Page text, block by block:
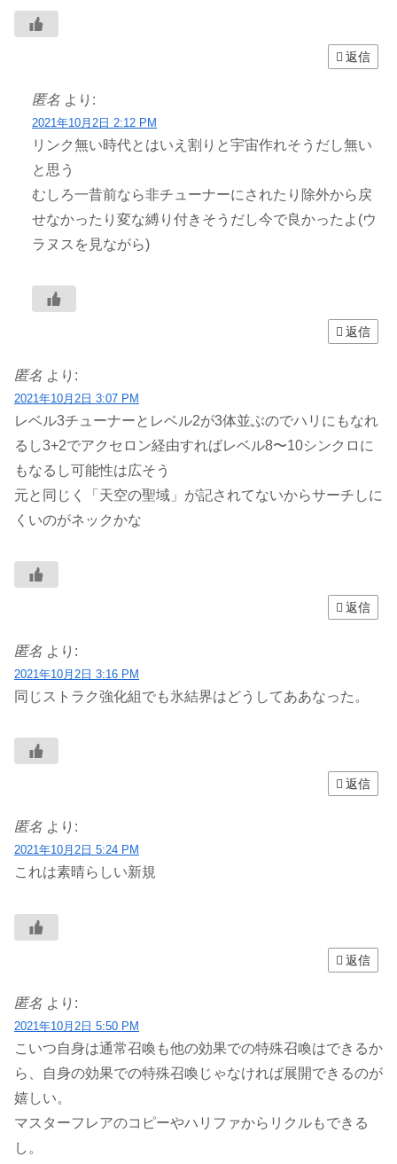
返信
匿名 より:
2021年10月2日 2:12 PM
リンク無い時代とはいえ割りと宇宙作れそうだし無い
と思う
むしろ一昔前なら非チューナーにされたり除外から戻
せなかったり変な縛り付きそうだし今で良かったよ(ウ
ラヌスを見ながら)
返信
匿名 より:
2021年10月2日 3:07 PM
レベル3チューナーとレベル2が3体並ぶのでハリにもなれ
るし3+2でアクセロン経由すればレベル8〜10シンクロに
もなるし可能性は広そう
元と同じく「天空の聖域」が記されてないからサーチしに
くいのがネックかな
返信
匿名 より:
2021年10月2日 3:16 PM
同じストラク強化組でも氷結界はどうしてああなった。
返信
匿名 より:
2021年10月2日 5:24 PM
これは素晴らしい新規
返信
匿名 より:
2021年10月2日 5:50 PM
こいつ自身は通常召喚も他の効果での特殊召喚はできるか
ら、自身の効果での特殊召喚じゃなければ展開できるのが
嬉しい。
マスターフレアのコピーやハリファからリクルもできる
し。